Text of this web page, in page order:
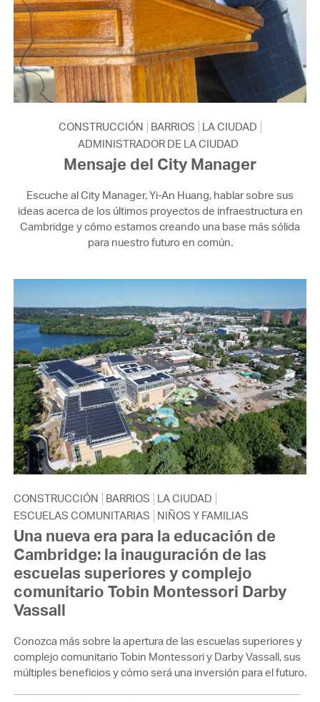
CONSTRUCCIÓN BARRIOS
LA CIUDAD
ADMINISTRADOR DE LA CIUDAD
Mensaje del City Manager
Escuche al City Manager, Yi-An Huang, hablar sobre sus
ideas acerca de los últimos proyectos de infraestructura en
Cambridge y cómo estamos creando una base más sólida
para nuestro futuro en común.
CONSTRUCCIÓN BARRIOS
LA CIUDAD
ESCUELAS COMUNITARIAS
NIÑOS Y FAMILIAS
Una nueva era para la educación de
Cambridge: la inauguración de las
escuelas superiores y complejo
comunitario Tobin Montessori Darby
Vassall
Conozca más sobre la apertura de las escuelas superiores y
complejo comunitario Tobin Montessori y Darby Vassall, sus
múltiples beneficios y cómo será una inversión para el futuro.